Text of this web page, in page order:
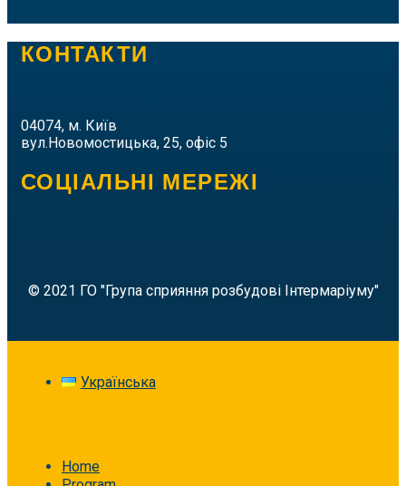
КОНТАКТИ
04074, м. Київ
вул.Новомостицька, 25, офіс 5
СОЦІАЛЬНІ МЕРЕЖІ
© 2021 ГО "Група сприяння розбудові Інтермаріуму"
Українська
Home